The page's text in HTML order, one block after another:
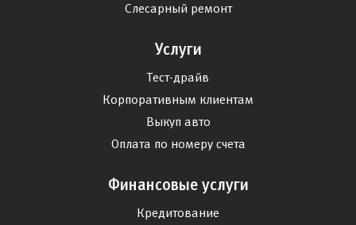
Слесарный ремонт
Услуги
Тест-драйв
Корпоративным клиентам
Выкуп авто
Оплата по номеру счета
Финансовые услуги
Кредитование